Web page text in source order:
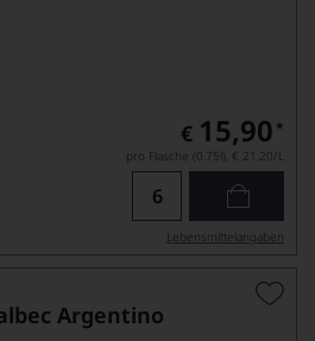
€ 15,90 *
pro Flasche (0.75l), € 21,20/L
Lebensmittel­angaben
Argentino